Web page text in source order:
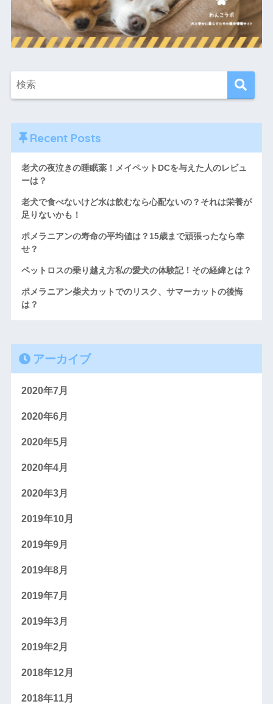
Recent Posts
老犬の夜泣きの睡眠薬！メイペットDCを与えた人のレビュ
ーは？
老犬で食べないけど水は飲むなら心配ないの？それは栄養が
足りないかも！
ポメラニアンの寿命の平均値は？15歳まで頑張ったなら幸
せ？
ペットロスの乗り越え方私の愛犬の体験記！その経緯とは？
ポメラニアン柴犬カットでのリスク、サマーカットの後悔
は？
アーカイブ
2020年7月
2020年6月
2020年5月
2020年4月
2020年3月
2019年10月
2019年9月
2019年8月
2019年7月
2019年3月
2019年2月
2018年12月
2018年11月